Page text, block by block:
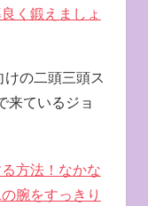
く鍛えましょ
の二頭三頭ス
来ているジョ
方法！なかな
腕をすっきり